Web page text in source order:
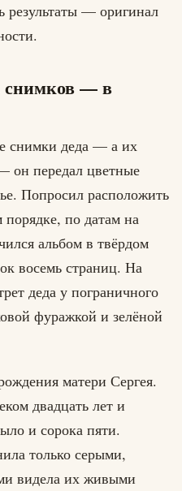
результаты — оригинал
снимков — в
снимки деда — а их
он передал цветные
Попросил расположить
по датам на
альбом в твёрдом
восемь страниц. На
деда у пограничного
фуражкой и зелёной
матери Сергея.
двадцать лет и
и сорока пяти.
только серыми,
видела их живыми